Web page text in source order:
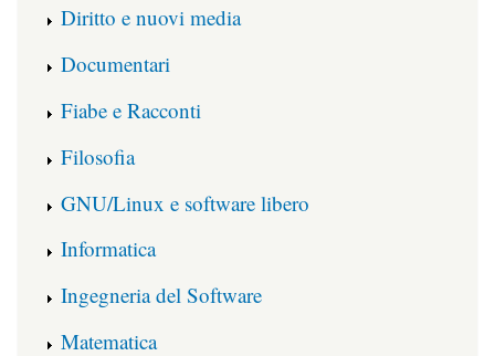
Diritto e nuovi media
Documentari
Fiabe e Racconti
Filosofia
GNU/Linux e software libero
Informatica
Ingegneria del Software
Matematica